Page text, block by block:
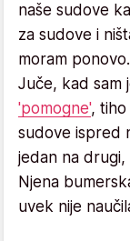
naše sudove
za sudove i
moram
Juče, kad sam
'pomogne', tiho
sudove ispred
jedan na
Njena
uvek nije